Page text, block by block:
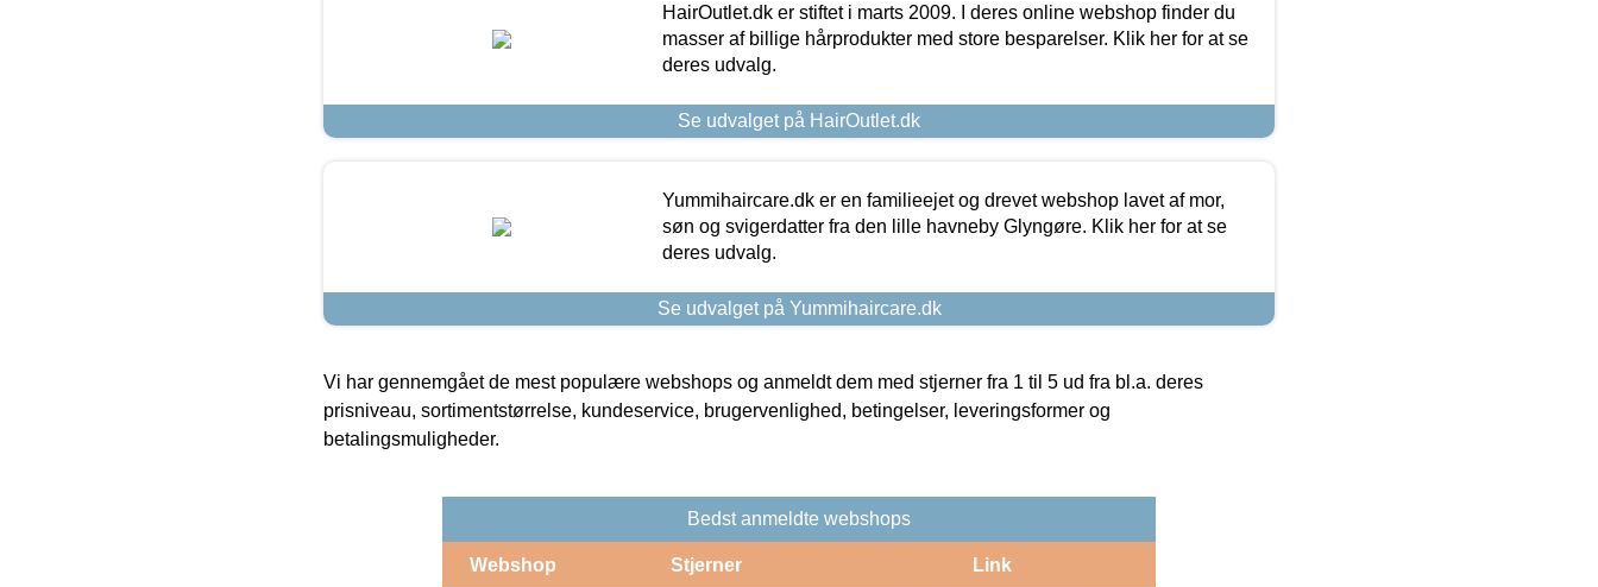
HairOutlet.dk er stiftet i marts 2009. I deres online webshop finder du
masser af billige hårprodukter med store besparelser. Klik her for at se
deres udvalg.
Se udvalget på HairOutlet.dk
Yummihaircare.dk er en familieejet og drevet webshop lavet af mor,
søn og svigerdatter fra den lille havneby Glyngøre. Klik her for at se
deres udvalg.
Se udvalget på Yummihaircare.dk
Vi har gennemgået de mest populære webshops og anmeldt dem med stjerner fra 1 til 5 ud fra bl.a. deres
prisniveau, sortimentstørrelse, kundeservice, brugervenlighed, betingelser, leveringsformer og
betalingsmuligheder.
Bedst anmeldte webshops
Webshop Stjerner Link